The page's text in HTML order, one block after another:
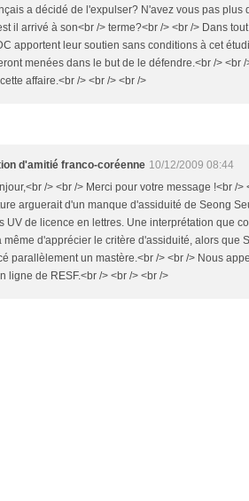
a décidé de l'expulser? N'avez vous pas plus
il arrivé à son<br /> terme?<br /> <br /> Dans
apportent leur soutien sans conditions à cet
menées dans le but de le défendre.<br /> <br
affaire.<br /> <br /> <br />
d'amitié franco-coréenne 10/12/2009 08:44
/> <br /> Merci pour votre message !<br /
arguerait d'un manque d'assiduité de Seong
UV de licence en lettres. Une interprétation que
même d'apprécier le critère d'assiduité, alors que
parallèlement un mastère.<br /> <br /> Nous
ligne de RESF.<br /> <br /> <br />